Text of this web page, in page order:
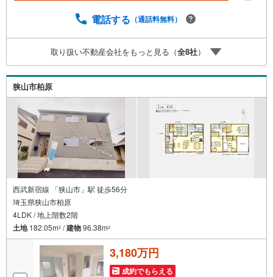
（審査・要件があります）◇TOHO HOUSE CLUBで生涯の
応ライフプランニング、かけつけサポート、Club Offプレミ
アムなど多彩なサービスがございます
電話する （通話料無料）
取り扱い不動産会社をもっと見る（全8社）
狭山市柏原
西武新宿線 「狭山市」駅 徒歩56分
埼玉県狭山市柏原
4LDK / 地上階数2階
土地182.05m2 /建物96.38m2
3,180万円
成約でもらえる